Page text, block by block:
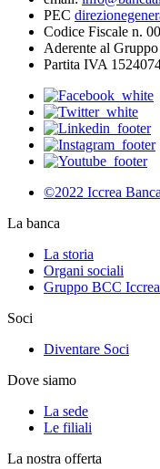
PEC
Codice Fiscale n.
Aderente al
Partita IVA
©2022 Iccrea
La banca
La storia
Organi sociali
Gruppo BCC Iccrea
Soci
Diventare Soci
Dove siamo
La sede
Le filiali
La nostra offerta